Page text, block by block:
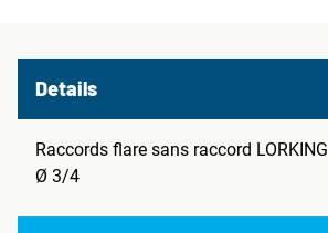
Details
Raccords flare sans raccord LORKING
Ø 3/4